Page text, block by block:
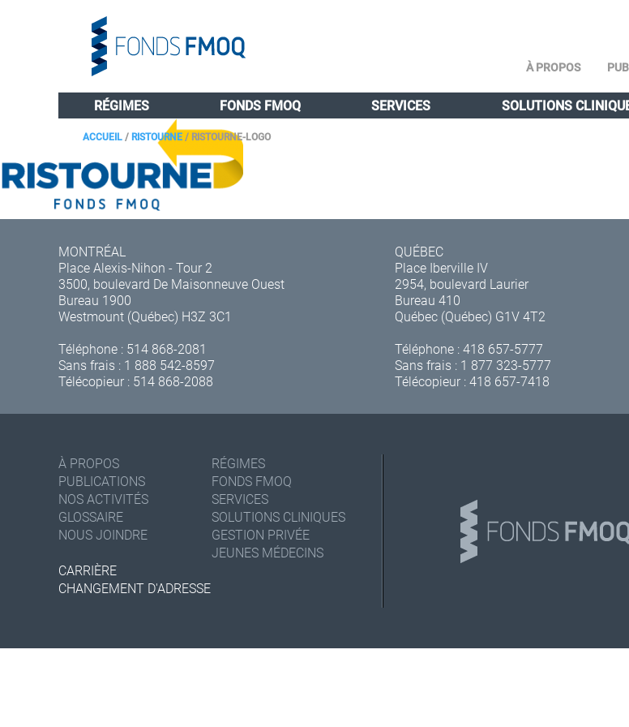
À PROPOS
RÉGIMES FONDS FMOQ SERVICES SOLUTIONS
ACCUEIL/RISTOURNE/ RISTOURNE-LOGO
MONTRÉAL
Place Alexis-Nihon - Tour 2
3500, boulevard De Maisonneuve Ouest
Bureau 1900
Westmount (Québec) H3Z 3C1
Téléphone : 514 868-2081
Sans frais : 1 888 542-8597
Télécopieur : 514 868-2088
QUÉBEC
Place Iberville IV
2954, boulevard Laurier
Bureau 410
Québec (Québec) G1V 4T2
Téléphone :418 657-5777
Sans frais : 1 877 323-5777
Télécopieur : 418 657-7418
À PROPOS
PUBLICATIONS
NOS ACTIVITÉS
GLOSSAIRE
NOUS JOINDRE
RÉGIMES
FONDS FMOQ
SERVICES
SOLUTIONS CLINIQUES
GESTION PRIVÉE
JEUNES MÉDECINS
CARRIÈRE
CHANGEMENT D'ADRESSE